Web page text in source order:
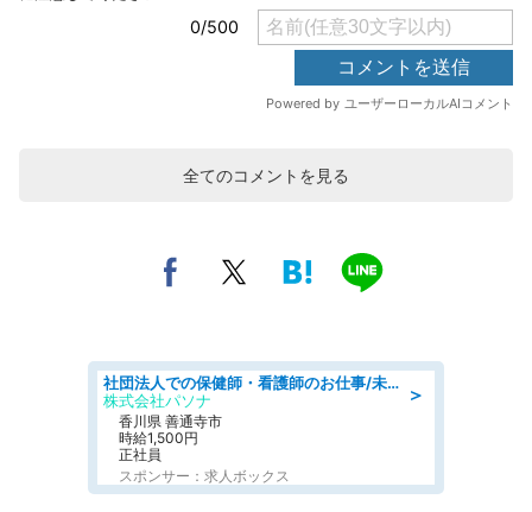
全てのコメントを見る
＞
社団法人での保健師・看護師のお仕事/未経験OK/要資格:普通免許、保健師、正看護師
株式会社パソナ
香川県 善通寺市
時給1,500円
正社員
スポンサー：求人ボックス